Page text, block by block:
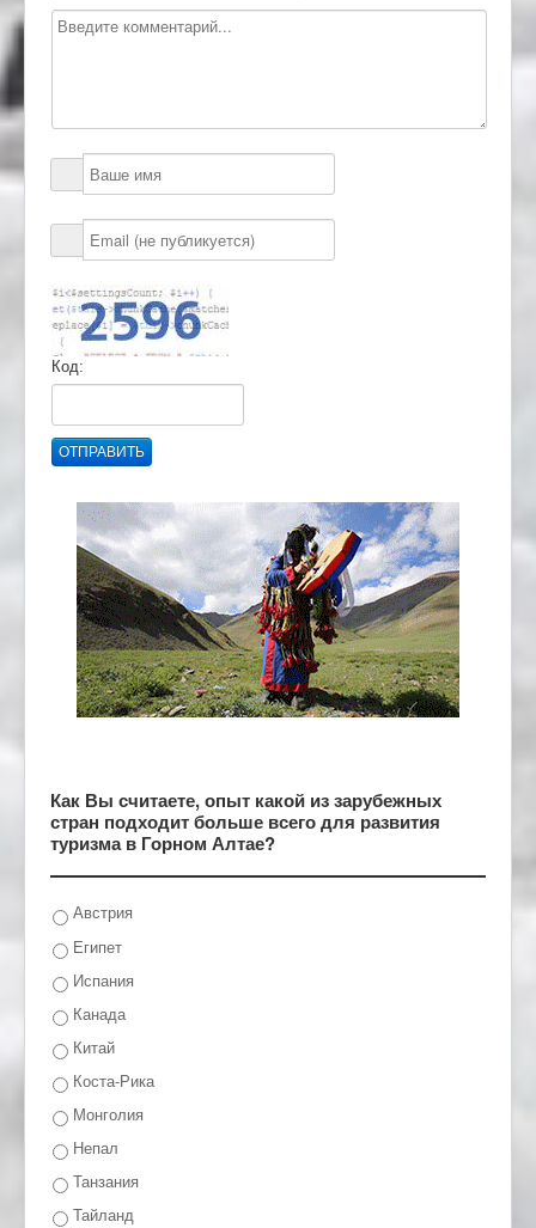
Код:
ОТПРАВИТЬ
Как Вы считаете, опыт какой из зарубежных
стран подходит больше всего для развития
туризма в Горном Алтае?
Австрия
Египет
Испания
Канада
Китай
Коста-Рика
Монголия
Непал
Танзания
Тайланд